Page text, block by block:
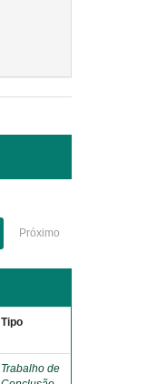
Próximo
Tipo
Trabalho de